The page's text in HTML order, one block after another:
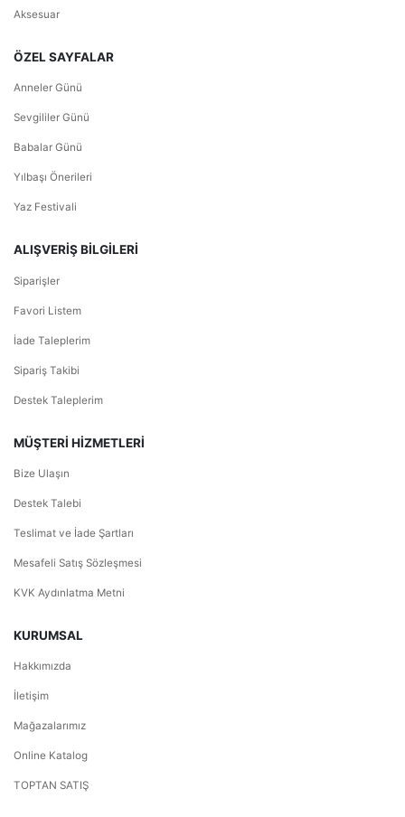
Aksesuar
ÖZEL SAYFALAR
Anneler Günü
Sevgililer Günü
Babalar Günü
Yılbaşı Önerileri
Yaz Festivali
ALIŞVERİŞ BİLGİLERİ
Siparişler
Favori Listem
İade Taleplerim
Sipariş Takibi
Destek Taleplerim
MÜŞTERİ HİZMETLERİ
Bize Ulaşın
Destek Talebi
Teslimat ve İade Şartları
Mesafeli Satış Sözleşmesi
KVK Aydınlatma Metni
KURUMSAL
Hakkımızda
İletişim
Mağazalarımız
Online Katalog
TOPTAN SATIŞ